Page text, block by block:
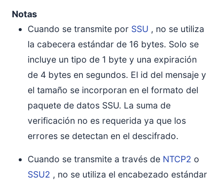
Notas
Cuando se transmite por SSU , no se utiliza
la cabecera estándar de 16 bytes. Solo se
incluye un tipo de 1 byte y una expiración
de 4 bytes en segundos. El id del mensaje y
el tamaño se incorporan en el formato del
paquete de datos SSU. La suma de
verificación no es requerida ya que los
errores se detectan en el descifrado.
Cuando se transmite a través de NTCP2 o
SSU2 , no se utiliza el encabezado estándar